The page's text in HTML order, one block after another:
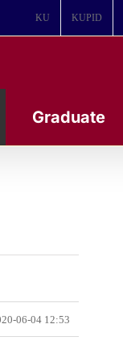
KU KUPID
Graduate
06-04 12:53